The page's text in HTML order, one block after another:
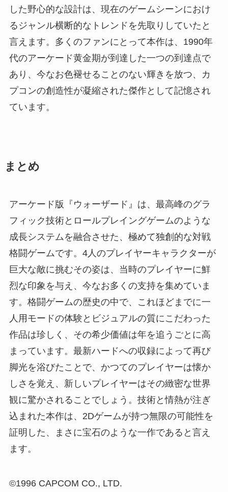
した野心的な設計は、現在のゲームシーンにおけ
るジャンル横断的なトレンドを先取りしていたと
言えます。多くのファンにとって本作は、1990年
代のアーケード黄金期が到達した一つの到達点で
あり、今なお色褪せることのない輝きを放つ、カ
プコンの創造性が凝縮された傑作として記憶され
ています。
まとめ
アーケード版『ウォーザード』は、最高峰のグラ
フィック技術とロールプレイングゲームのような
成長システムを融合させた、極めて独創的な対戦
格闘ゲームです。4人のプレイヤーキャラクターが
巨大な敵に挑むその姿は、当時のプレイヤーに鮮
烈な印象を与え、今なお多くの支持を集めていま
す。格闘ゲームの歴史の中で、これほどまでに一
人用モードの体験とビジュアルの質にこだわった
作品は珍しく、その希少価値は年を追うごとに高
まっています。最新ハードへの収録によって再び
脚光を浴びたことで、かつてのプレイヤーは懐か
しさを覚え、新しいプレイヤーはその緻密な世界
観に驚かされることでしょう。技術と情熱が注ぎ
込まれた本作は、2Dゲームが持つ無限の可能性を
証明した、まさに宝石のような一作であると言え
ます。
©1996 CAPCOM CO., LTD.